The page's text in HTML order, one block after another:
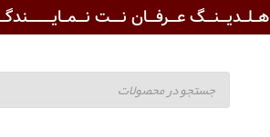
هــلــدیـــنـــگ عـــرفـــان نــــت